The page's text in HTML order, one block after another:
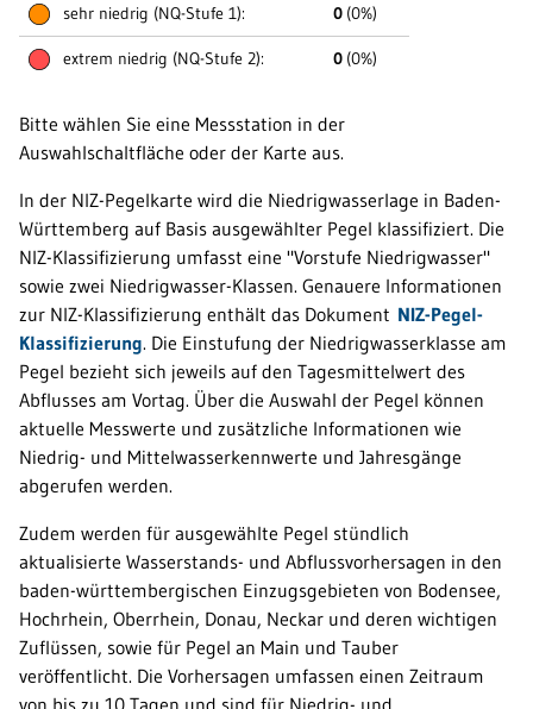
Bitte wählen Sie eine Messstation in der
Auswahlschaltfläche oder der Karte aus.
In der NIZ-Pegelkarte wird die Niedrigwasserlage in Baden-
Württemberg auf Basis ausgewählter Pegel klassifiziert. Die
NIZ-Klassifizierung umfasst eine "Vorstufe Niedrigwasser"
sowie zwei Niedrigwasser-Klassen. Genauere Informationen
zur NIZ-Klassifizierung enthält das Dokument NIZ-Pegel-
Klassifizierung. Die Einstufung der Niedrigwasserklasse am
Pegel bezieht sich jeweils auf den Tagesmittelwert des
Abflusses am Vortag. Über die Auswahl der Pegel können
aktuelle Messwerte und zusätzliche Informationen wie
Niedrig- und Mittelwasserkennwerte und Jahresgänge
abgerufen werden.
Zudem werden für ausgewählte Pegel stündlich
aktualisierte Wasserstands- und Abflussvorhersagen in den
baden-württembergischen Einzugsgebieten von Bodensee,
Hochrhein, Oberrhein, Donau, Neckar und deren wichtigen
Zuflüssen, sowie für Pegel an Main und Tauber
veröffentlicht. Die Vorhersagen umfassen einen Zeitraum
von bis zu 10 Tagen und sind für Niedrig- und